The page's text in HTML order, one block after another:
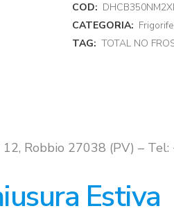
COD:
CATEGORIA:
TAG: TOTAL NO
Robbio 27038 (PV) –
Estiva